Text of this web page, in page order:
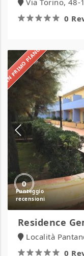
0
IN PRIMO PIANO
0
Gemini
Residence
Località
0